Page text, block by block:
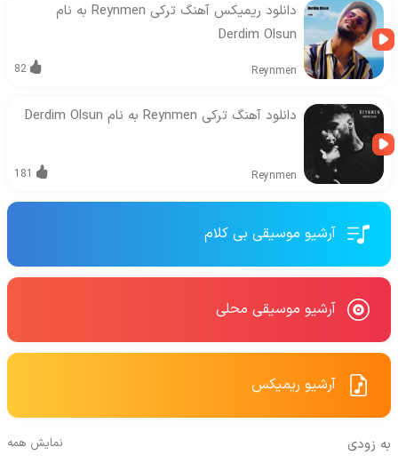
دانلود ریمیکس آهنگ ترکی Reynmen به نام
Derdim Olsun
Reynmen
82
دانلود آهنگ ترکی Reynmen به نام Derdim Olsun
Reynmen
181
آرشیو موسیقی بی کلام
آرشیو موسیقی محلی
آرشیو ریمیکس
به زودی نمایش همه